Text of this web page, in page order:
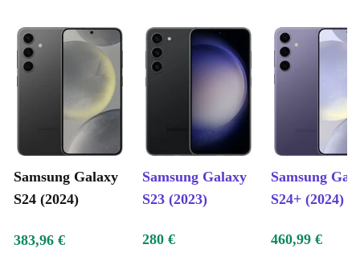
Samsung Galaxy
S24 (2024)
Samsung Galaxy
S23 (2023)
Samsung
S24+ (2024)
383,96 € 280 € 460,99 €